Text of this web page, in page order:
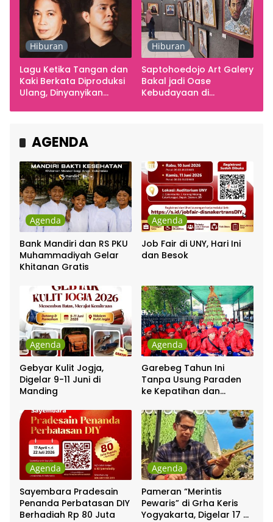
Hiburan
Lagu Ketika Tangan dan
Kaki Berkata Diproduksi
Ulang, Dinyanyikan
Hiburan
Saptohoedojo Art Galery
Bakal jadi Oase
Kebudayaan di
AGENDA
Agenda
Bank Mandiri dan RS PKU
Muhammadiyah Gelar
Khitanan Gratis
Agenda
Job Fair di UNY, Hari Ini
dan Besok
Agenda
Gebyar Kulit Jogja,
Digelar 9-11 Juni di
Manding
Agenda
Garebeg Tahun Ini
Tanpa Usung Paraden
ke Kepatihan dan
Agenda
Sayembara Pradesain
Penanda Perbatasan DIY
Berhadiah Rp 80 Juta
Agenda
Pameran “Merintis
Pewaris” di Grha Keris
Yogyakarta, Digelar 17 –